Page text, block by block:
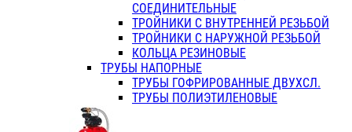
СОЕДИНИТЕЛЬНЫЕ
ТРОЙНИКИ С ВНУТРЕННЕЙ РЕЗЬБОЙ
ТРОЙНИКИ С НАРУЖНОЙ РЕЗЬБОЙ
КОЛЬЦА РЕЗИНОВЫЕ
ТРУБЫ НАПОРНЫЕ
ТРУБЫ ГОФРИРОВАННЫЕ ДВУХСЛ.
ТРУБЫ ПОЛИЭТИЛЕНОВЫЕ